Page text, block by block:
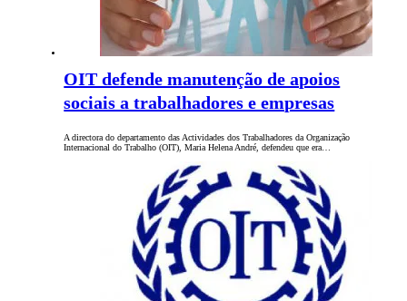
OIT defende manutenção de apoios
sociais a trabalhadores e empresas
A directora do departamento das Actividades dos Trabalhadores da Organização
Internacional do Trabalho (OIT), Maria Helena André, defendeu que era…